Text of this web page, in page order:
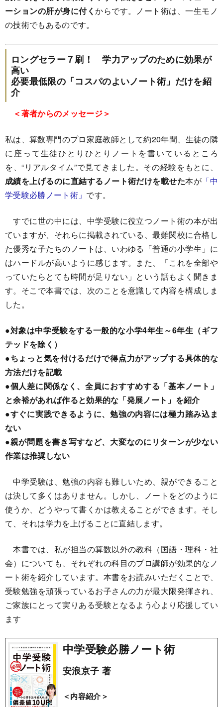
ーションの肝が身に付くからです。ノート術は、一生モノ
の技術でもあるのです。
ロングセラー７刷！ 学力アップのために効果が
高い
必要最低限の「コスパのよいノート術」だけを紹
介
＜著者からのメッセージ＞
私は、算数専門のプロ家庭教師として約20年間、生徒の隣
に座って生徒ひとりひとりノートを書いているところ
を、“リアルタイム”で見てきました。その経験をもとに、
成績を上げるのに直結するノート術だけを載せた本が 「中
学受験必勝ノート術」 です。
すでに世の中には、中学受験に役立つノート術の本が出
ていますが、それらに掲載されている、最難関校に合格し
た優秀な子たちのノートは、いわゆる「普通の小学生」に
はハードルが高いように感じます。また、「これを全部や
っていたらとても時間が足りない」という話もよく聞きま
す。そこで本書では、次のことを意識して内容を構成しま
した。
●対象は中学受験をする一般的な小学4年生～6年生（ギフ
テッドを除く）
●ちょっと気を付けるだけで得点力がアップする具体的な
方法だけを記載
●個人差に関係なく、全員におすすめする「基本ノート」
と余裕があれば作ると効果的な「発展ノート」を紹介
●すぐに実践できるように、勉強の内容には極力踏み込ま
ない
●親が問題を書き写すなど、大変なのにリターンが少ない
作業は推奨しない
中学受験は、勉強の内容も難しいため、親ができること
は決して多くはありません。しかし、ノートをどのように
使うか、どうやって書くかは教えることができます。そし
て、それは学力を上げることに直結します。
本書では、私が担当の算数以外の教科（国語・理科・社
会）についても、それぞれの科目のプロ講師が効果的なノ
ート術を紹介しています。本書をお読みいただくことで、
受験勉強を頑張っているお子さんの力が最大限発揮され、
ご家族にとって実りある受験となるよう心より応援してい
ます
中学受験必勝ノート術
安浪京子 著
＜内容紹介＞